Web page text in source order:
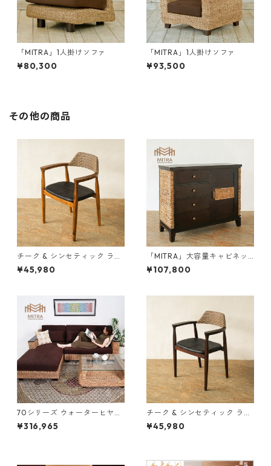
「MITRA」1人掛けソファ
¥80,300
「MITRA」1人掛けソファ
¥93,500
その他の商品
チーク & シンセティック ラタ
ン ダイニングチェア
¥45,980
「MITRA」大容量キャビネッ
ト
¥107,800
70シリーズ ウォーターヒヤシ
ンス デイベットソファ SET-A
¥316,965
チーク & シンセティック ラタ
ン ダイニングチェア
¥45,980